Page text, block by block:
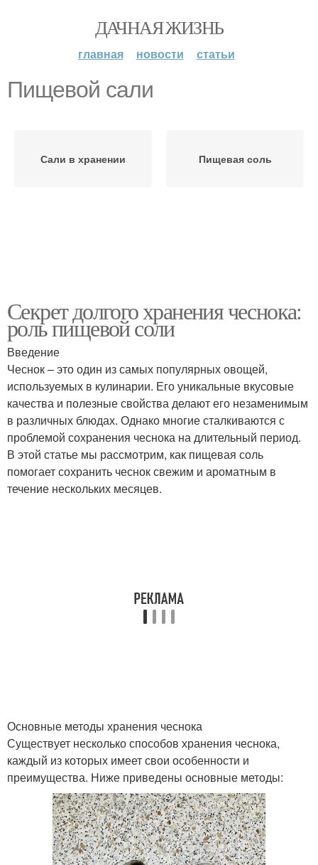
ДАЧНАЯ ЖИЗНЬ
главная новости статьи
Пищевой сали
Сали в хранении Пищевая соль
Секрет долгого хранения чеснока:
роль пищевой соли
Введение
Чеснок – это один из самых популярных овощей,
используемых в кулинарии. Его уникальные вкусовые
качества и полезные свойства делают его незаменимым
в различных блюдах. Однако многие сталкиваются с
проблемой сохранения чеснока на длительный период.
В этой статье мы рассмотрим, как пищевая соль
помогает сохранить чеснок свежим и ароматным в
течение нескольких месяцев.
Основные методы хранения чеснока
Существует несколько способов хранения чеснока,
каждый из которых имеет свои особенности и
преимущества. Ниже приведены основные методы: